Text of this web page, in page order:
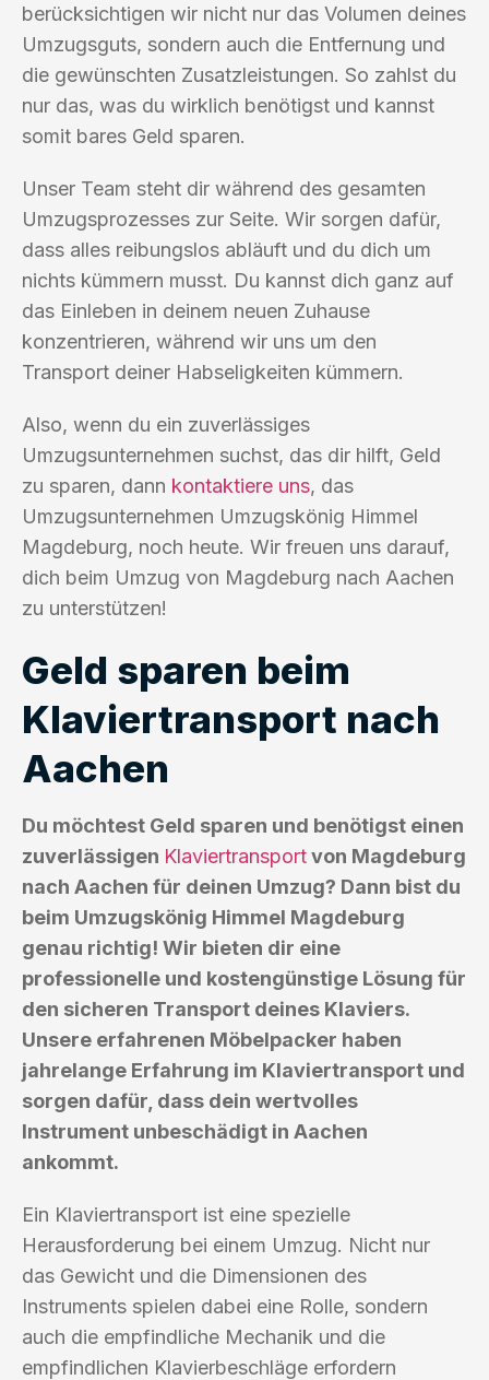
berücksichtigen wir nicht nur das Volumen deines
Umzugsguts, sondern auch die Entfernung und
die gewünschten Zusatzleistungen. So zahlst du
nur das, was du wirklich benötigst und kannst
somit bares Geld sparen.
Unser Team steht dir während des gesamten
Umzugsprozesses zur Seite. Wir sorgen dafür,
dass alles reibungslos abläuft und du dich um
nichts kümmern musst. Du kannst dich ganz auf
das Einleben in deinem neuen Zuhause
konzentrieren, während wir uns um den
Transport deiner Habseligkeiten kümmern.
Also, wenn du ein zuverlässiges
Umzugsunternehmen suchst, das dir hilft, Geld
zu sparen, dann kontaktiere uns, das
Umzugsunternehmen Umzugskönig Himmel
Magdeburg, noch heute. Wir freuen uns darauf,
dich beim Umzug von Magdeburg nach Aachen
zu unterstützen!
Geld sparen beim
Klaviertransport nach
Aachen
Du möchtest Geld sparen und benötigst einen
zuverlässigen Klaviertransportvon Magdeburg
nach Aachen für deinen Umzug? Dann bist du
beim Umzugskönig Himmel Magdeburg
genau richtig! Wir bieten dir eine
professionelle und kostengünstige Lösung für
den sicheren Transport deines Klaviers.
Unsere erfahrenen Möbelpacker haben
jahrelange Erfahrung im Klaviertransport und
sorgen dafür, dass dein wertvolles
Instrument unbeschädigt in Aachen
ankommt.
Ein Klaviertransport ist eine spezielle
Herausforderung bei einem Umzug. Nicht nur
das Gewicht und die Dimensionen des
Instruments spielen dabei eine Rolle, sondern
auch die empfindliche Mechanik und die
empfindlichen Klavierbeschläge erfordern